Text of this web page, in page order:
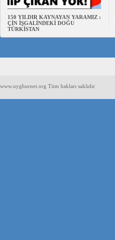
150 YILDIR KAYNAYAN YARAMIZ :
ÇİN İŞGALİNDEKİ DOĞU
TÜRKİSTAN
www.uyghurnet.org Tüm hakları saklıdır